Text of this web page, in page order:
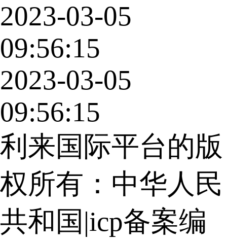
2023-03-05
09:56:15
2023-03-05
09:56:15
利来国际平台的版
权所有：中华人民
共和国 |icp备案编